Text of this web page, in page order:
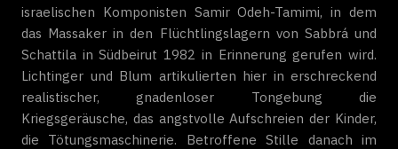
israelischen Komponisten Samir Odeh-Tamimi, in dem
das Massaker in den Flüchtlingslagern von Sabbrá und
Schattila in Südbeirut 1982 in Erinnerung gerufen wird.
Lichtinger und Blum artikulierten hier in erschreckend
realistischer, gnadenloser Tongebung die
Kriegsgeräusche, das angstvolle Aufschreien der Kinder,
die Tötungsmaschinerie. Betroffene Stille danach im